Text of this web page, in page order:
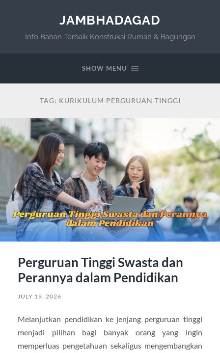
JAMBHADAGAD
Info Bahan Terbaik Konstruksi Rumah & Bagungan
SHOW MENU
TAG: KURIKULUM PERGURUAN TINGGI
Perguruan Tinggi Swasta dan
Perannya dalam Pendidikan
JULY 19, 2026
Melanjutkan pendidikan ke jenjang perguruan tinggi
menjadi pilihan bagi banyak orang yang ingin
memperluas pengetahuan sekaligus mengembangkan